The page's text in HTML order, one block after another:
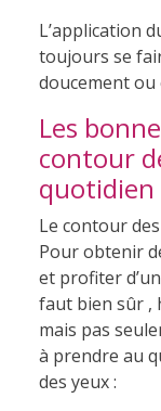
L’application
toujours se
doucement
Les
contour
quotidien
Le contour
Pour obtenir
et profiter d’un
faut bien sûr ,
mais pas
à prendre au
des yeux :